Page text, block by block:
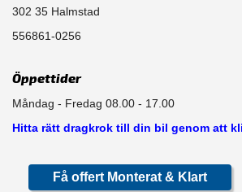
302 35 Halmstad
556861-0256
Öppettider
Måndag - Fredag 08.00 - 17.00
Hitta rätt dragkrok till din bil genom att
Få offert Monterat & Klart